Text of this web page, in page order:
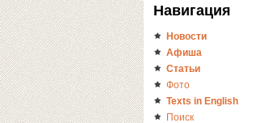
Навигация
Новости
Афиша
Статьи
Фото
Texts in English
Поиск